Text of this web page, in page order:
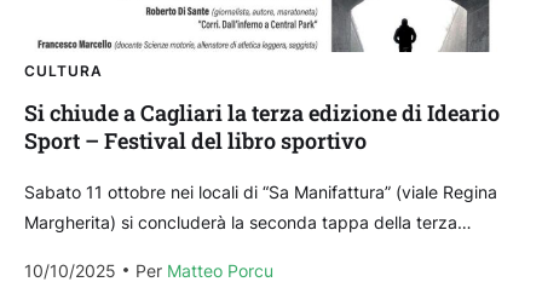
CULTURA
Si chiude a Cagliari la terza edizione di Ideario
Sport – Festival del libro sportivo
Sabato 11 ottobre nei locali di “Sa Manifattura” (viale Regina
Margherita) si concluderà la seconda tappa della terza
10/10/2025
Per Matteo Porcu